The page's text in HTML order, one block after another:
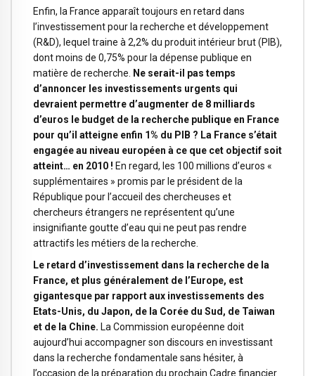
Enfin, la France apparaît toujours en retard dans
l’investissement pour la recherche et développement
(R&D), lequel traine à 2,2% du produit intérieur brut (PIB),
dont moins de 0,75% pour la dépense publique en
matière de recherche.
Ne serait-il pas temps
d’annoncer les investissements urgents qui
devraient permettre d’augmenter de 8 milliards
d’euros le budget de la recherche publique en France
pour qu’il atteigne enfin 1% du PIB ? La France s’était
engagée au niveau européen à ce que cet objectif soit
atteint… en 2010 ! En regard, les 100 millions d’euros «
supplémentaires » promis par le président de la
République pour l’accueil des chercheuses et
chercheurs étrangers ne représentent qu’une
insignifiante goutte d’eau qui ne peut pas rendre
attractifs les métiers de la recherche.
Le retard d’investissement dans la recherche de la
France, et plus généralement de l’Europe, est
gigantesque par rapport aux investissements des
Etats-Unis, du Japon, de la Corée du Sud, de Taiwan
et de la Chine. La Commission européenne doit
aujourd’hui accompagner son discours en investissant
dans la recherche fondamentale sans hésiter, à
l’occasion de la préparation du prochain Cadre financier